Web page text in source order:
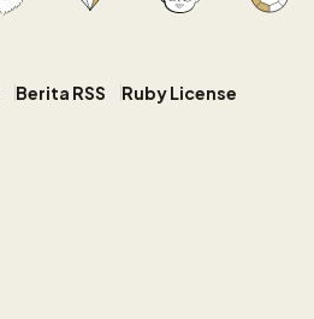
Berita RSS Ruby License